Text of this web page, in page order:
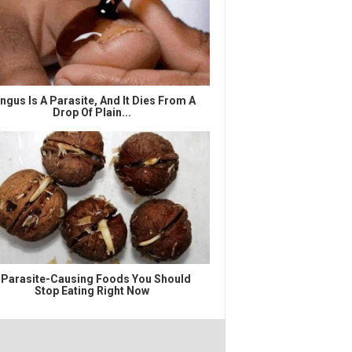
Is A Parasite, And It Dies From A
Drop Of Plain...
Causing Foods You Should
Stop Eating Right Now